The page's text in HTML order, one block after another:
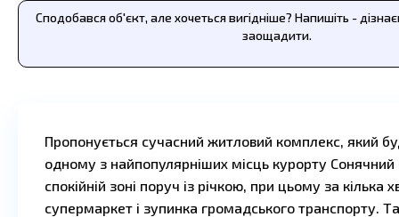
Сподобався об'єкт, але хочеться вигідніше? Напишіть -
заощадити.
Пропонується сучасний житловий комплекс, який
одному з найпопулярніших місць курорту
спокійній зоні поруч із річкою, при цьому за
супермаркет і зупинка громадського транспорту.